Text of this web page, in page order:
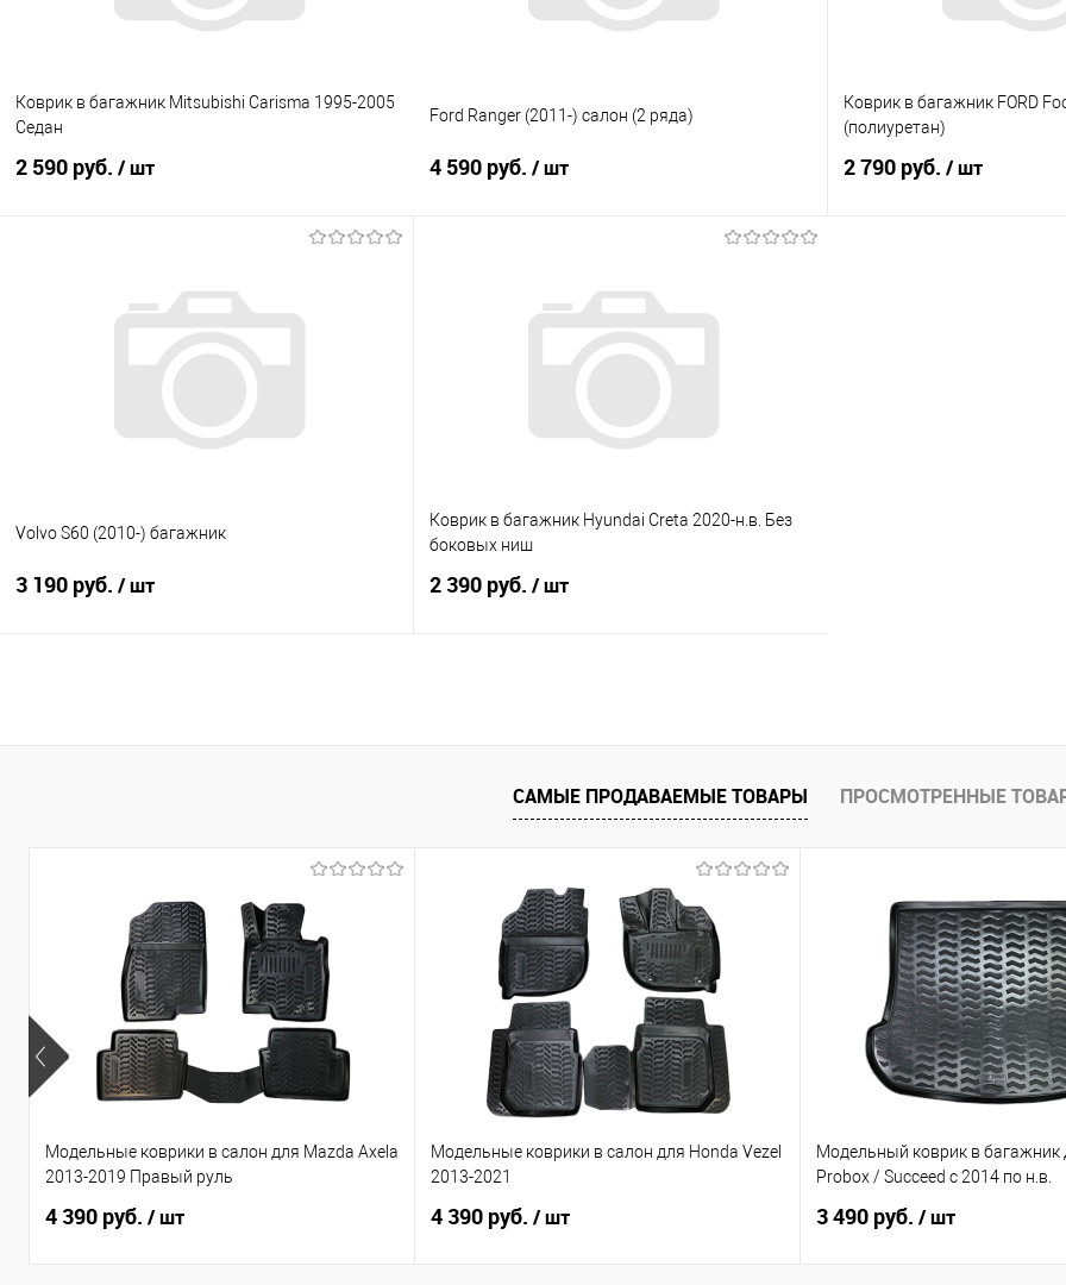
Коврик в багажник Mitsubishi Carisma 1995-2005
Седан
2 590 руб. / шт
Купить в 1 клик
Сравнение
Под заказ
Ford Ranger (2011-) салон (2 ряда)
4 590 руб. / шт
Купить в 1 клик
Сравнение
Под заказ
Коврик в багажник FORD
(полиуретан)
2 790 руб. / шт
Volvo S60 (2010-) багажник
3 190 руб. / шт
Купить в 1 клик
Сравнение
Коврик в багажник Hyundai Creta 2020-н.в. Без
боковых ниш
2 390 руб. / шт
Купить в 1 клик
Сравнение
В избранное
Под заказ
САМЫЕ ПРОДАВАЕМЫЕ ТОВАРЫ ПРОСМОТРЕННЫЕ
Модельные коврики в салон для Mazda Axela
2013-2019 Правый руль
4 390 руб. / шт
Модельные коврики в салон для Honda Vezel
2013-2021
4 390 руб. / шт
Модельный коврик в багажник
Probox / Succeed с 2014 по н.в.
3 490 руб. / шт